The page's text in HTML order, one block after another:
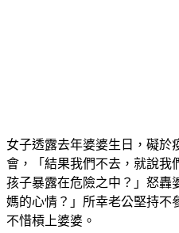
女子透露去年婆婆生日，礙於
會，「結果我們不去，就說我
孩子暴露在危險之中？」怒轟
媽的心情？」所幸老公堅持不
不惜槓上婆婆。